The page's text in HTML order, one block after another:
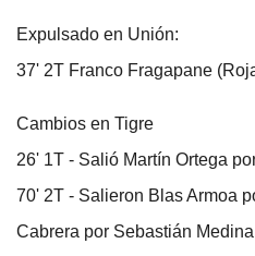
Expulsado en Unión:
37' 2T Franco Fragapane
Cambios en Tigre
26' 1T - Salió Martín Ortega
70' 2T - Salieron Blas Armoa
Cabrera por Sebastián Medina